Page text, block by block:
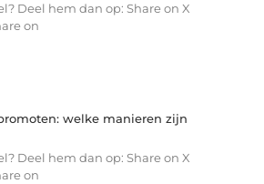
Deel hem dan op: Share on X
on
welke manieren zijn
Deel hem dan op: Share on X
on